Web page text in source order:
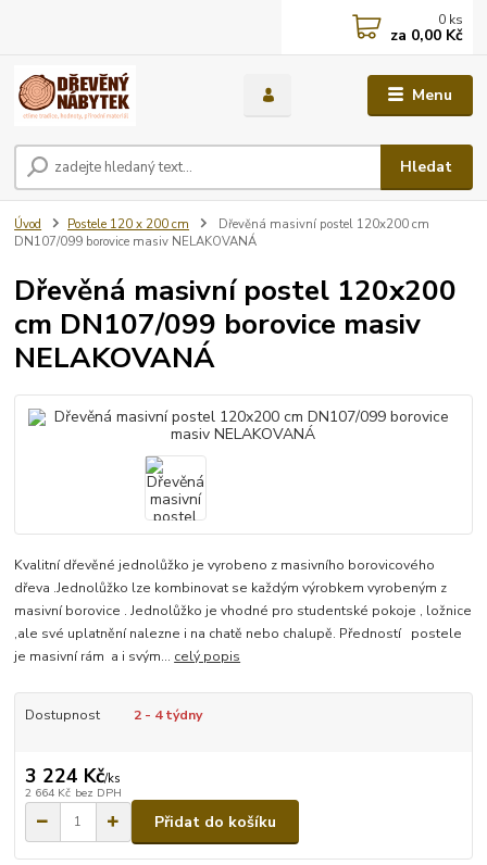
Menu
Hledat
0 ks
za 0,00 Kč
Úvod Postele 120 x 200 cm
Dřevěná masivní postel 120x200 cm
DN107/099 borovice masiv NELAKOVANÁ
Dřevěná masivní postel 120x200
cm DN107/099 borovice masiv
NELAKOVANÁ
Kvalitní dřevěné jednolůžko je vyrobeno z masivního borovicového
dřeva .Jednolůžko lze kombinovat se každým výrobkem vyrobeným z
masivní borovice . Jednolůžko je vhodné pro studentské pokoje , ložnice
,ale své uplatnění nalezne i na chatě nebo chalupě. Předností postele
je masivní rám a i svým... celý popis
Dostupnost 2 - 4 týdny
3 224 Kč/ks
2 664 Kč bez DPH
Přidat do košíku